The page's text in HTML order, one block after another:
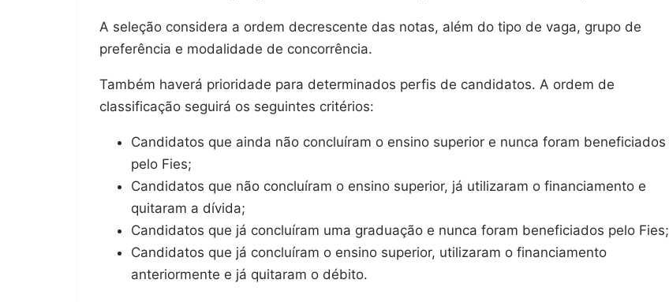
A seleção considera a ordem decrescente das notas, além do tipo de vaga, grupo de
preferência e modalidade de concorrência.
Também haverá prioridade para determinados perfis de candidatos. A ordem de
classificação seguirá os seguintes critérios:
Candidatos que ainda não concluíram o ensino superior e nunca foram beneficiados
pelo Fies;
Candidatos que não concluíram o ensino superior, já utilizaram o financiamento e
quitaram a dívida;
Candidatos que já concluíram uma graduação e nunca foram beneficiados pelo Fies;
Candidatos que já concluíram o ensino superior, utilizaram o financiamento
anteriormente e já quitaram o débito.